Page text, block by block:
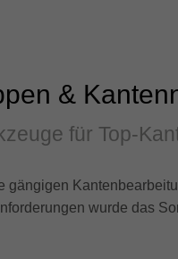
&
für Top-
gängigen
wurde das